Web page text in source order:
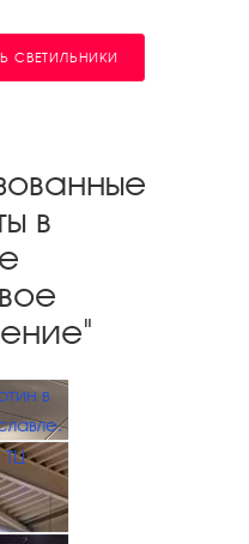
СВЕТИЛЬНИКИ
в
в